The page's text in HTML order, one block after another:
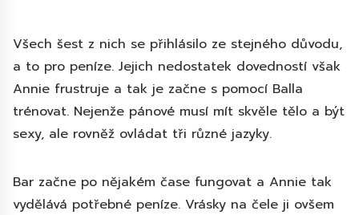
Všech šest z nich se přihlásilo ze stejného důvodu,
a to pro peníze. Jejich nedostatek dovedností však
Annie frustruje a tak je začne s pomocí Balla
trénovat. Nejenže pánové musí mít skvěle tělo a být
sexy, ale rovněž ovládat tři různé jazyky.
Bar začne po nějakém čase fungovat a Annie tak
vydělává potřebné peníze. Vrásky na čele ji ovšem